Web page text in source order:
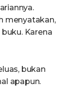
menyatakan,
Karena
bukan
apapun.